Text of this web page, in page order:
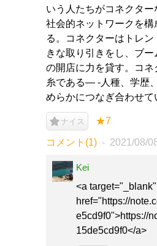
いう人たちがコネクタ
社会的ネットワークを
る。コネクターはトレ
きな取り引きをし、ブ
の開店に力を貸す。コ
糸である― ‐人種、学歴
めらかにつなぎ合わせて
ナイス ★7
コメント(1) 2021/08/
Kei
<a target="_blank"
href="https://
e5cd9f0">https://
15de5cd9f0</a>